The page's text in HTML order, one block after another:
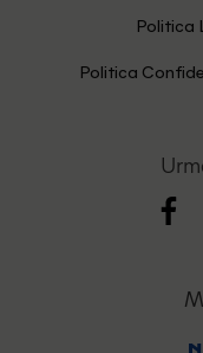
Politica
Politica